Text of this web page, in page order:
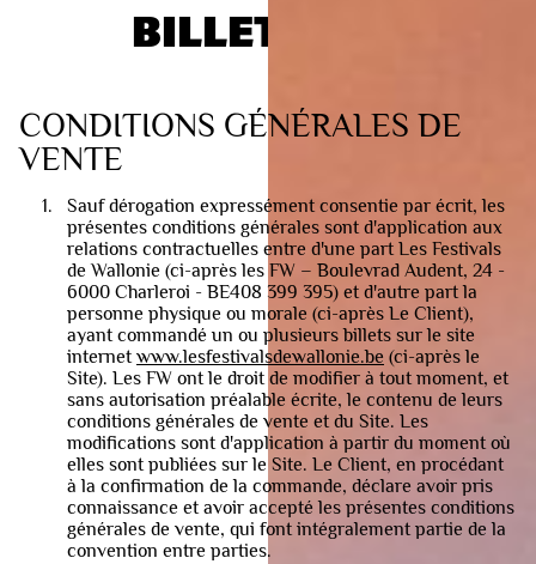
BILLETTERIE
CONDITIONS GÉNÉRALES DE
VENTE
Sauf dérogation expressément consentie par écrit, les
présentes conditions générales sont d'application aux
relations contractuelles entre d'une part Les Festivals
de Wallonie (ci-après les FW – Boulevrad Audent, 24 -
6000 Charleroi - BE408 399 395) et d'autre part la
personne physique ou morale (ci-après Le Client),
ayant commandé un ou plusieurs billets sur le site
internetwww.lesfestivalsdewallonie.be (ci-après le
Site). Les FW ont le droit de modifier à tout moment, et
sans autorisation préalable écrite, le contenu de leurs
conditions générales de vente et du Site. Les
modifications sont d'application à partir du moment où
elles sont publiées sur le Site. Le Client, en procédant
à la confirmation de la commande, déclare avoir pris
connaissance et avoir accepté les présentes conditions
générales de vente, qui font intégralement partie de la
convention entre parties.